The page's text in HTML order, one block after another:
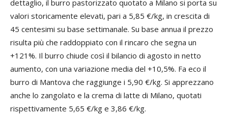
dettaglio, il burro pastorizzato quotato a Milano si porta su
valori storicamente elevati, pari a 5,85 €/kg, in crescita di
45 centesimi su base settimanale. Su base annua il prezzo
risulta più che raddoppiato con il rincaro che segna un
+121%. Il burro chiude così il bilancio di agosto in netto
aumento, con una variazione media del +10,5%. Fa eco il
burro di Mantova che raggiunge i 5,90 €/kg. Si apprezzano
anche lo zangolato e la crema di latte di Milano, quotati
rispettivamente 5,65 €/kg e 3,86 €/kg.